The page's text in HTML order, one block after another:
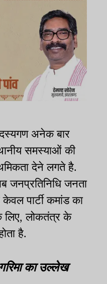
अनेक बार
समस्याओं की
देने लगते है.
जनता
पार्टी कमांड का
लिए, लोकतंत्र के
है.
का उल्लेख